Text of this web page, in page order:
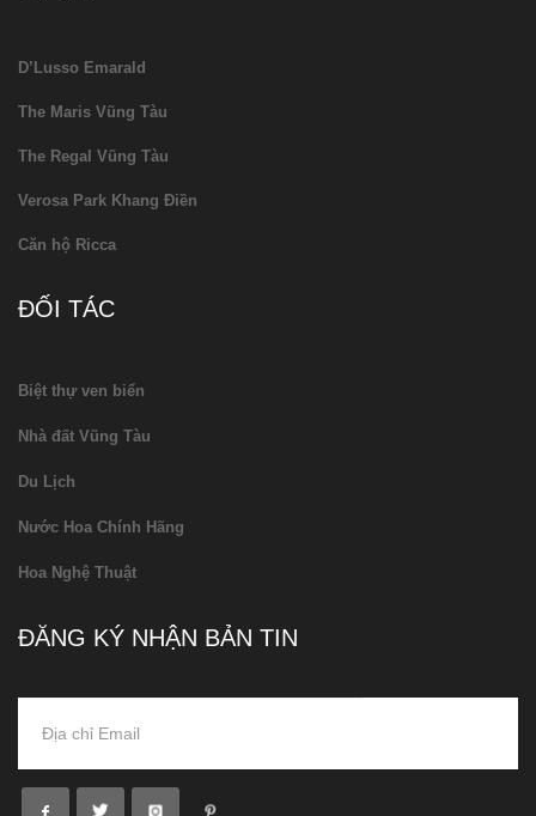
D’Lusso Emarald
The Maris Vũng Tàu
The Regal Vũng Tàu
Verosa Park Khang Điền
Căn hộ Ricca
ĐỐI TÁC
Biệt thự ven biển
Nhà đất Vũng Tàu
Du Lịch
Nước Hoa Chính Hãng
Hoa Nghệ Thuật
ĐĂNG KÝ NHẬN BẢN TIN